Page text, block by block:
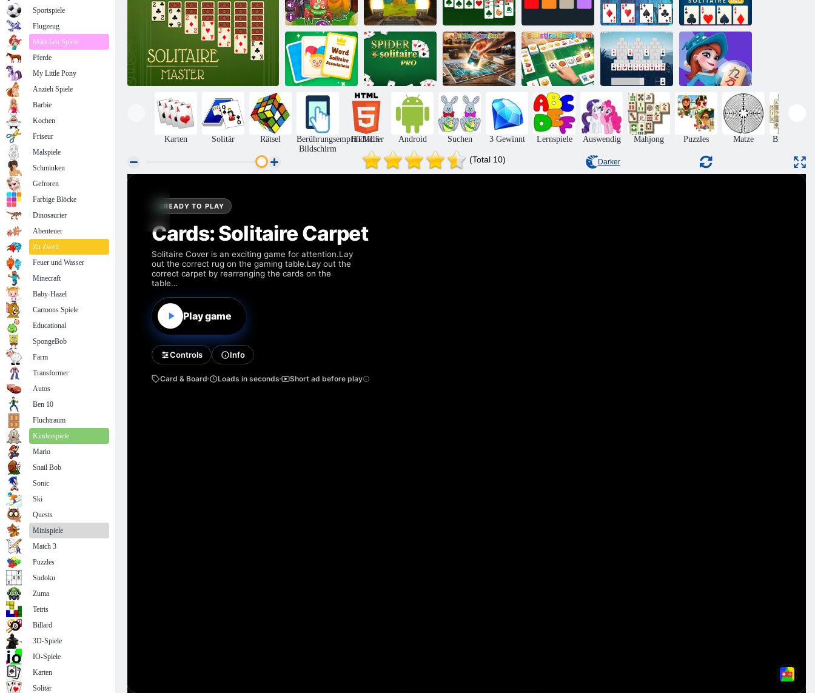
Monsterjong
Solitaire
Klassisches
Weihnachten
Twenty48
Solitaire
Asse und
Könige Solitaire
Kostenloses Cell
Solitaire Pro
Wortassoziationen
Solitaire
Spider Solitaire
Solitaire-
Bildrätsel
Solitaire Emoji
Jam
6 Peaks Solitaire
Mahjong
Abenteuer
Karten Solitär Rätsel
Berührungsempfindlicher
Bildschirm
HTML5 Android Suchen 3 Gewinnt Lernspiele Auswendig Mahjong Puzzles Matze Brettspiele
(Total 10) Darker
Sportspiele
Flugzeug
Mädchen Spiele
Pferde
My Little Pony
Anzieh Spiele
Barbie
Kochen
Friseur
Malspiele
Schminken
Gefroren
Farbige Blöcke
Dinosaurier
Abenteuer
Zu Zweit
Feuer und Wasser
Minecraft
Baby-Hazel
Cartoons Spiele
Educational
SpongeBob
Farm
Transformer
Autos
Ben 10
Fluchtraum
Kinderspiele
Mario
Snail Bob
Sonic
Ski
Quests
Minispiele
Match 3
Puzzles
Sudoku
Zuma
Tetris
Billard
3D-Spiele
IO-Spiele
Karten
Solitär